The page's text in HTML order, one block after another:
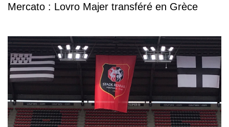
Mercato : Lovro Majer transféré en Grèce